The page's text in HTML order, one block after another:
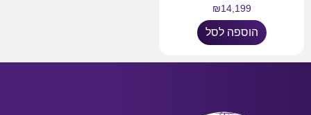
₪14,199
הוספה לסל